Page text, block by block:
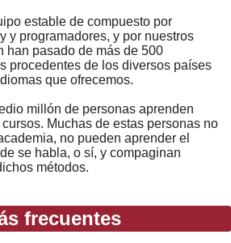
estable de compuesto por
y programadores, y por nuestros
han pasado de más de 500
procedentes de los diversos países
que ofrecemos.
millón de personas aprenden
Muchas de estas personas no
no pueden aprender el
se habla, o sí, y compaginan
métodos.
frecuentes